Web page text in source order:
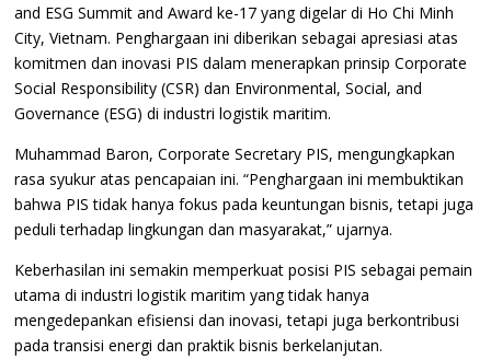
and ESG Summit and Award ke-17 yang digelar di Ho Chi Minh
City, Vietnam. Penghargaan ini diberikan sebagai apresiasi atas
komitmen dan inovasi PIS dalam menerapkan prinsip Corporate
Social Responsibility (CSR) dan Environmental, Social, and
Governance (ESG) di industri logistik maritim.
Muhammad Baron, Corporate Secretary PIS, mengungkapkan
rasa syukur atas pencapaian ini. “Penghargaan ini membuktikan
bahwa PIS tidak hanya fokus pada keuntungan bisnis, tetapi juga
peduli terhadap lingkungan dan masyarakat,” ujarnya.
Keberhasilan ini semakin memperkuat posisi PIS sebagai pemain
utama di industri logistik maritim yang tidak hanya
mengedepankan efisiensi dan inovasi, tetapi juga berkontribusi
pada transisi energi dan praktik bisnis berkelanjutan.